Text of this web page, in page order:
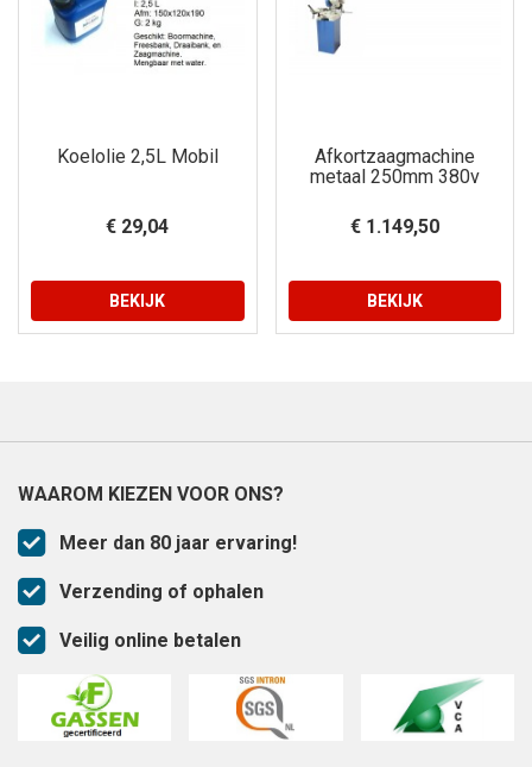
Koelolie 2,5L Mobil
€ 29,04
BEKIJK
Afkortzaagmachine
metaal 250mm 380v
€ 1.149,50
BEKIJK
WAAROM KIEZEN VOOR ONS?
Meer dan 80 jaar ervaring!
Verzending of ophalen
Veilig online betalen